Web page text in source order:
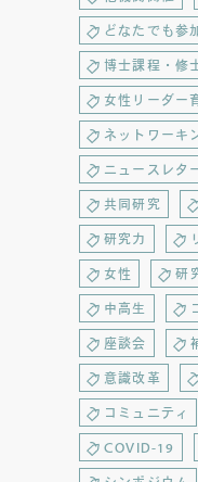
どなたでも参
博士課程・修
女性リーダー
ネットワーキ
ニュースレタ
共同研究
研究力
女性 研
中高生
座談会
意識改革
コミュニティ
COVID-19